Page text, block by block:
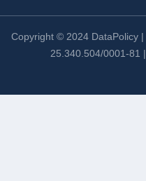
Copyright © 2024 DataPolicy
25.340.504/0001-81